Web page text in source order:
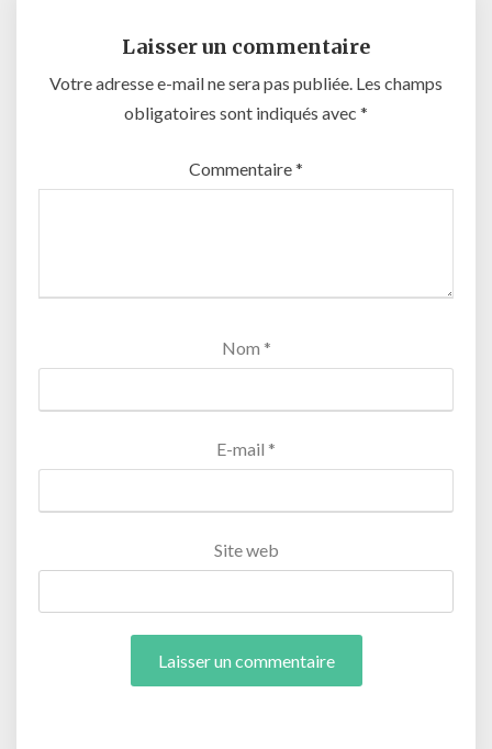
Laisser un commentaire
Votre adresse e-mail ne sera pas publiée. Les champs
obligatoires sont indiqués avec *
Commentaire*
Nom *
E-mail *
Site web